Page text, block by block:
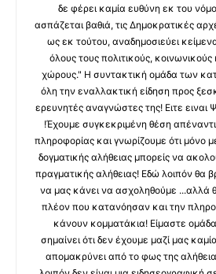
δε φέρει καμία ευθύνη εκ του
ασπάζεται βαθιά, τις Δημοκρατικές
ως εκ τούτου, αναδημοσιεύει
όλους τους πολιτικούς, κοινωνικούς
χώρους." Η συντακτική ομάδα των
όλη την εναλλακτική είδηση προς
ερευνητές αναγνώστες της! Ειτε ειναι
!Έχουμε συγκεκριμένη θέση
πληροφορίας και γνωρίζουμε ότι μόνο
δογματικής αλήθειας μπορείς να
πραγματικής αλήθειας! Εδώ λοιπόν θα
να μας κάνει να ασχοληθούμε ...αλλά
πλέον που κατανόησαν και την
κάνουν κομματάκια! Είμαστε
σημαίνει ότι δεν έχουμε μαζί μας
απομακρύνει από το φως της